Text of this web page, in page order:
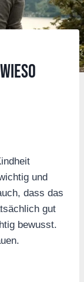
und
dass das
gut
bewusst.